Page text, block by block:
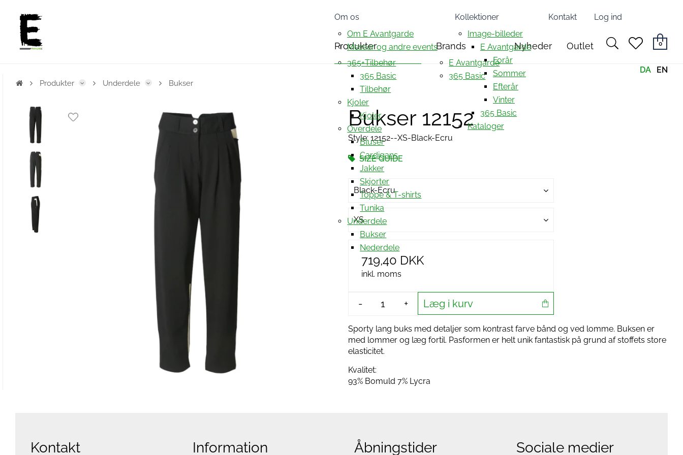
Produkter
365+Tilbehør
365 Basic
Tilbehør
Kjoler
Kjoler
Overdele
Bluser
Cardigans
Jakker
Skjorter
Toppe & T-shirts
Tunika
Underdele
Bukser
Nederdele
Brands
E Avantgarde
365 Basic
Nyheder Outlet
searchheart
0
Om os
Om E Avantgarde
Messer og andre events
Kollektioner
Image-billeder
E Avantgarde
Forår
Sommer
Efterår
Vinter
365 Basic
Kataloger
Kontakt Log ind
DA EN
Produkter Underdele Bukser
Bukser 12152
Style: 12152--XS-Black-Ecru
SIZE GUIDE
Black-Ecru
XS
719,40 DKK
inkl. moms
- + Læg i kurv
Sporty lang buks med detaljer som kontrast farve bånd og ved lomme. Buksen er
med lommer og læg fortil. Pasformen er helt unik fantastisk på grund af stoffets store
elasticitet.
Kvalitet:
93% Bomuld 7% Lycra
Kontakt Information Åbningstider Sociale medier